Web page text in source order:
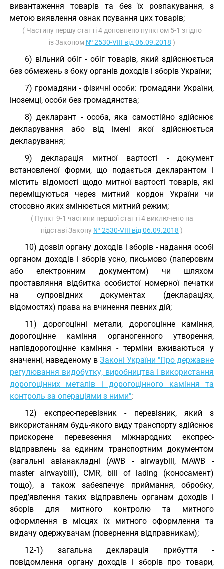
вивантаження товарів та без їх розпакування, з
метою виявлення ознак псування цих товарів;
( Частину першу статті 4 доповнено пунктом 5-1 згідно
із Законом № 2530-VIII від 06.09.2018 )
6) вільний обіг - обіг товарів, який здійснюється
без обмежень з боку органів доходів і зборів України;
7) громадяни - фізичні особи: громадяни України,
іноземці, особи без громадянства;
8) декларант - особа, яка самостійно здійснює
декларування або від імені якої здійснюється
декларування;
9) декларація митної вартості - документ
встановленої форми, що подається декларантом і
містить відомості щодо митної вартості товарів, які
переміщуються через митний кордон України чи
стосовно яких змінюється митний режим;
( Пункт 9-1 частини першої статті 4 виключено на
підставі Закону № 2530-VIII від 06.09.2018 )
10) дозвіл органу доходів і зборів - надання особі
органом доходів і зборів усно, письмово (паперовим
або електронним документом) чи шляхом
проставляння відбитка особистої номерної печатки
на супровідних документах (деклараціях,
відомостях) права на вчинення певних дій;
11) дорогоцінні метали, дорогоцінне каміння,
дорогоцінне каміння органогенного утворення,
напівдорогоцінне каміння - терміни вживаються у
значенні, наведеному в Законі України "Про державне
регулювання видобутку, виробництва і використання
дорогоцінних металів і дорогоцінного каміння та
контроль за операціями з ними";
12) експрес-перевізник - перевізник, який з
використанням будь-якого виду транспорту здійснює
прискорене перевезення міжнародних експрес-
відправлень за єдиним транспортним документом
(загальні авіанакладні (AWB - airwaybill, MAWB -
master airwaybill), CMR, bill of lading (коносамент)
тощо), а також забезпечує приймання, обробку,
пред’явлення таких відправлень органам доходів і
зборів для митного контролю та митного
оформлення в місцях їх митного оформлення та
видачу одержувачам (повернення відправникам);
12-1) загальна декларація прибуття -
повідомлення органу доходів і зборів про товари,